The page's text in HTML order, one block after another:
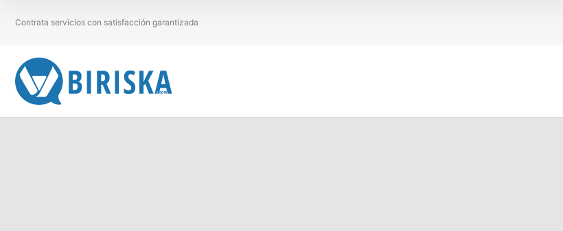
Contrata servicios con satisfacción garantizada